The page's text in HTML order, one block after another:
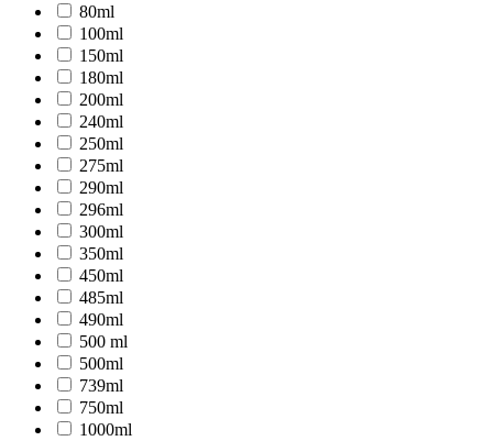
80ml
100ml
150ml
180ml
200ml
240ml
250ml
275ml
290ml
296ml
300ml
350ml
450ml
485ml
490ml
500 ml
500ml
739ml
750ml
1000ml